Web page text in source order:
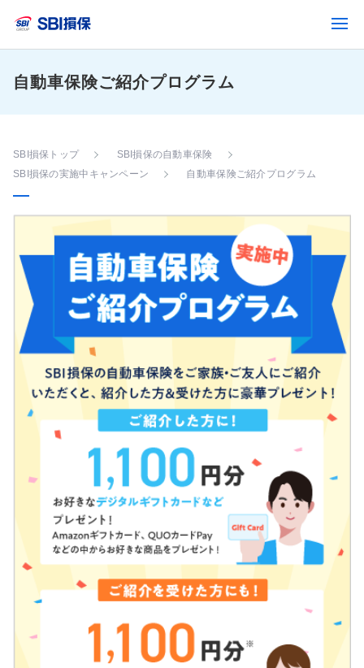
自動車保険ご紹介プログラム
SBI損保トップ
SBI損保の自動車保険
SBI損保の実施中キャンペーン
自動車保険ご紹介プログラム